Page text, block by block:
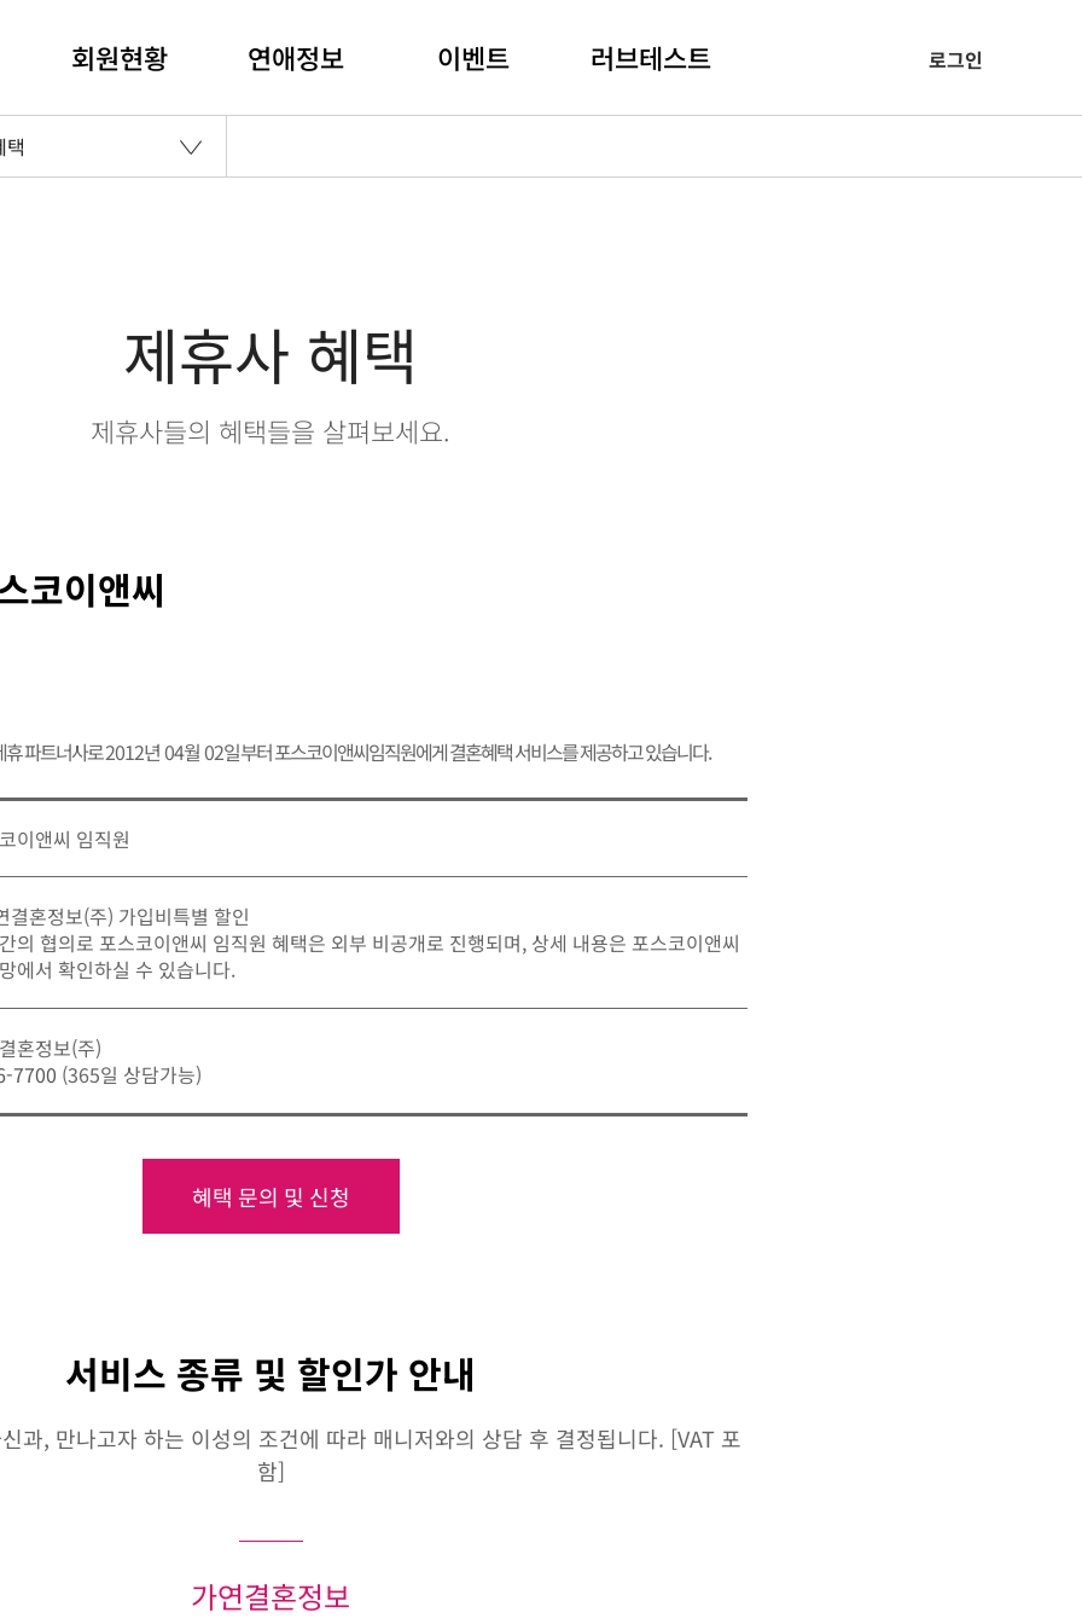
회원현황 연애정보 이벤트 러브테스트 로그인
택
제휴사 혜택
제휴사들의 혜택들을 살펴보세요.
코이앤씨
휴 파트너사로2012년 04월 02일부터 포스코이앤씨임직원에게 결혼혜택 서비스를 제공하고 있습니다.
이앤씨 임직원
결혼정보(주) 가입비특별 할인
의 협의로 포스코이앤씨 임직원 혜택은 외부 비공개로 진행되며, 상세 내용은 포스코이앤씨
에서 확인하실 수 있습니다.
혼정보(주)
7700 (365일 상담가능)
혜택 문의 및 신청
서비스 종류 및 할인가 안내
과, 만나고자 하는 이성의 조건에 따라 매니저와의 상담 후 결정됩니다. [VAT 포
함]
가연결혼정보